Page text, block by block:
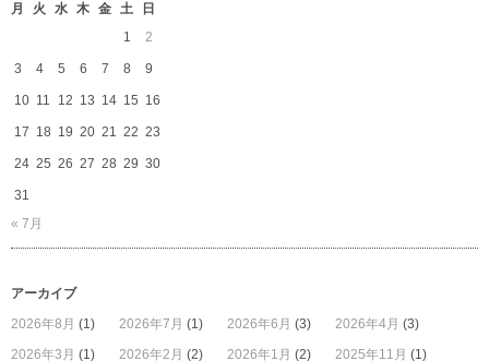
月
火 水 木 金 土
日
1
2
3 4 5 6 7 8 9
10 11 12 13 14 15 16
17 18 19 20 21 22 23
24 25 26 27 28 29 30
31
« 7月
アーカイブ
2026年8月 (1) 2026年7月 (1) 2026年6月 (3) 2026年4月 (3)
2026年3月 (1) 2026年2月 (2) 2026年1月 (2) 2025年11月 (1)